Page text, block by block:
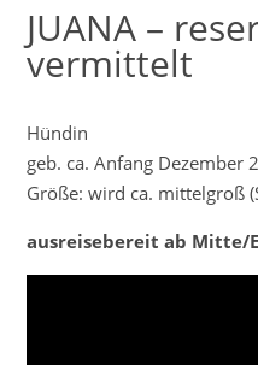
JUANA –
vermittelt
Hündin
geb. ca. Anfang Dezember
Größe: wird ca. mittelgroß
ausreisebereit ab Mitte/